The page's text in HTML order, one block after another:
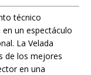
técnico
un espectáculo
La Velada
de los mejores
en una